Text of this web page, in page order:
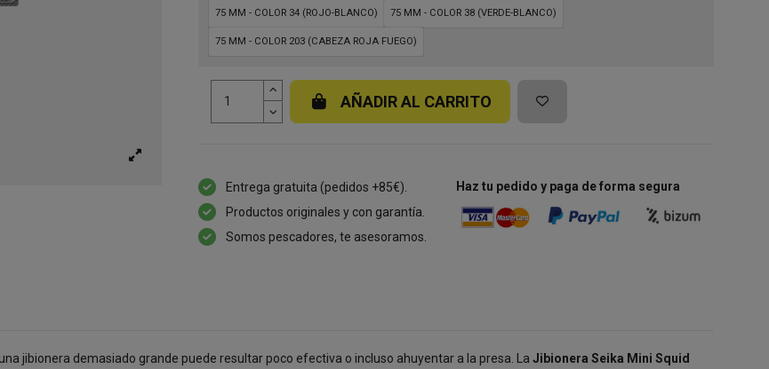
75 MM - COLOR 34 (ROJO-BLANCO) 75 MM - COLOR 38 (VERDE-BLANCO)
75 MM - COLOR 203 (CABEZA ROJA FUEGO)
AÑADIR AL CARRITO
Entrega gratuita (pedidos +85€).
Productos originales y con garantía.
Somos pescadores, te asesoramos.
Haz tu pedido y paga de forma segura
jibionera demasiado grande puede resultar poco efectiva o incluso ahuyentar a la presa. La Jibionera Seika Mini Squid